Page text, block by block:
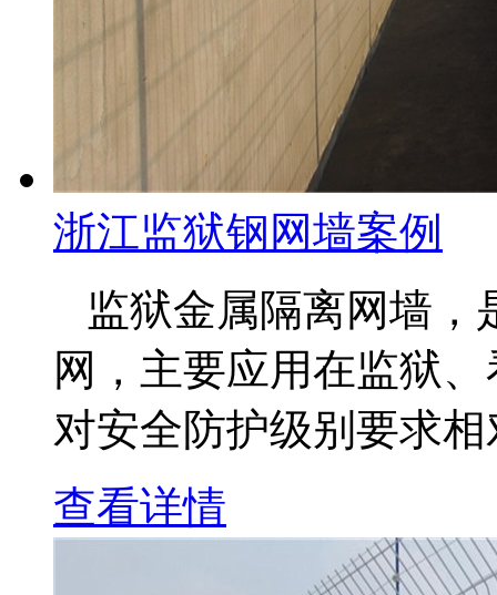
浙江监狱钢网墙案例
监狱金属隔离网墙，
网，主要应用在监狱
对安全防护级别要求
查看详情